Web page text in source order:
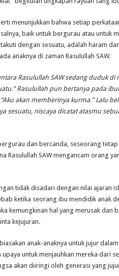
menunjukkan bahwa setiap
baik untuk bergurau atau untuk
dengan sesuatu, adalah haram
anaknya di zaman Rasulullah SAW.
Rasulullah SAW sedang duduk di
Rasulullah pun bertanya pada
akan memberinya kurma.” Lalu
sesuatu, niscaya dicatat atasmu
dan bercanda, seseorang
Rasulullah SAW mengancam orang
tidak disadari dengan nilai ajaran
ketika seorang ibu mendidik anak
kemungkinan hal yang merusak dan
kejujuran.
anak-anaknya untuk jujur
untuk menjauhkan mereka dari
akan diiringi oleh generasi yang